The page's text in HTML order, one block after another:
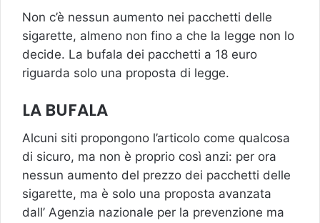
Non c’è nessun aumento nei pacchetti delle
sigarette, almeno non fino a che la legge non lo
decide. La bufala dei pacchetti a 18 euro
riguarda solo una proposta di legge.
LA BUFALA
Alcuni siti propongono l’articolo come qualcosa
di sicuro, ma non è proprio così anzi: per ora
nessun aumento del prezzo dei pacchetti delle
sigarette, ma è solo una proposta avanzata
dall’ Agenzia nazionale per la prevenzione ma